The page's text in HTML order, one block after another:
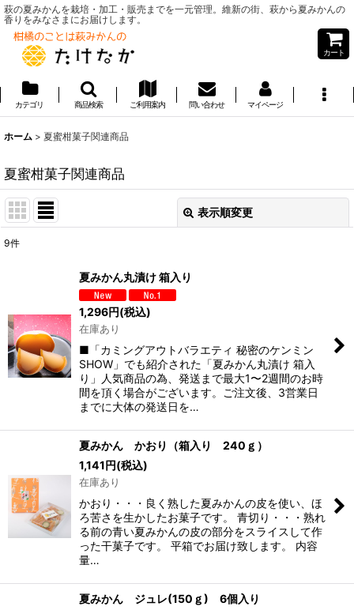
萩の夏みかんを栽培・加工・販売までを一元管理。維新の街、萩から夏みかんの
香りをみなさまにお届けします。
カート
カテゴリ 商品検索 ご利用案内 問い合わせ マイページ
ホーム > 夏蜜柑菓子関連商品
夏蜜柑菓子関連商品
表示順変更
絞り込む
9件
夏みかん丸漬け 箱入り
1,296円(税込)
在庫あり
■「カミングアウトバラエティ 秘密のケンミン
SHOW」でも紹介された「夏みかん丸漬け 箱入
り」人気商品の為、発送まで最大1〜2週間のお時
間を頂く場合がございます。ご注文後、3営業日
までに大体の発送日を…
夏みかん かおり（箱入り 240ｇ）
1,141円(税込)
在庫あり
かおり・・・良く熟した夏みかんの皮を使い、ほ
ろ苦さを生かしたお菓子です。 青切り・・・熟れ
る前の青い夏みかんの皮の部分をスライスして作
った干菓子です。 平箱でお届け致します。 内容
量…
夏みかん ジュレ(150ｇ) 6個入り